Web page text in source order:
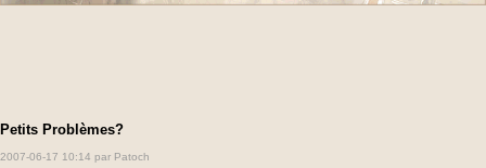
Petits Problèmes?
2007-06-17 10:14 par Patoch